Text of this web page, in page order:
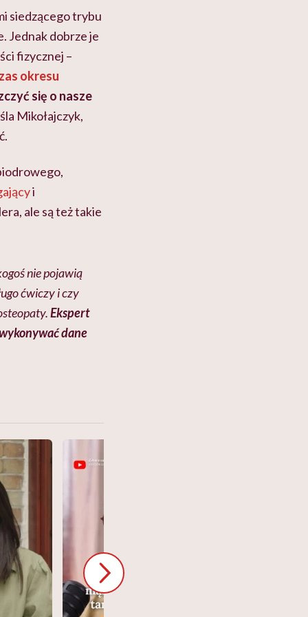
siedzącego trybu
Jednak dobrze je
fizycznej –
okresu
się o nasze
Mikołajczyk,
i
ale są też takie
nie pojawią
ćwiczy i czy
Ekspert
dane